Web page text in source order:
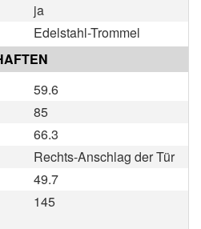
ja
Edelstahl-Trommel
59.6
85
66.3
Rechts-Anschlag der Tür
49.7
145